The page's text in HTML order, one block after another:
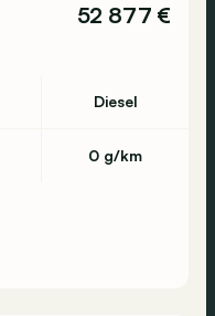
52 877 €
Diesel
0 g/km